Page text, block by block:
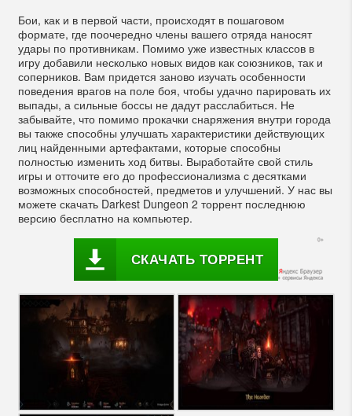
Бои, как и в первой части, происходят в пошаговом
формате, где поочередно члены вашего отряда наносят
удары по противникам. Помимо уже известных классов в
игру добавили несколько новых видов как союзников, так и
соперников. Вам придется заново изучать особенности
поведения врагов на поле боя, чтобы удачно парировать их
выпады, а сильные боссы не дадут расслабиться. Не
забывайте, что помимо прокачки снаряжения внутри города
вы также способны улучшать характеристики действующих
лиц найденными артефактами, которые способны
полностью изменить ход битвы. Выработайте свой стиль
игры и отточите его до профессионализма с десятками
возможных способностей, предметов и улучшений. У нас вы
можете скачать Darkest Dungeon 2 торрент последнюю
версию бесплатно на компьютер.
СКАЧАТЬ ТОРРЕНТ